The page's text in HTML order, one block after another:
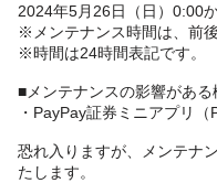
2024年5月26日（日）0:00
※メンテナンス時間は、前
※時間は24時間表記です。
■メンテナンスの影響がある
・PayPay証券ミニアプリ（
恐れ入りますが、メンテナ
たします。